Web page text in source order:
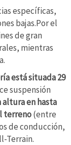
específicas,
bajas.Por el
de gran
mientras
está situada 29
suspensión
en hasta
terreno(entre
de conducción,
Terrain.